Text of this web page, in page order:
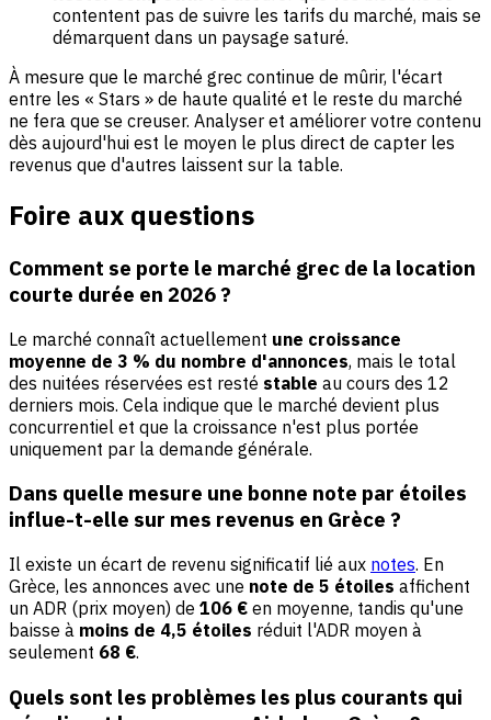
contentent pas de suivre les tarifs du marché, mais se
démarquent dans un paysage saturé.
À mesure que le marché grec continue de mûrir, l'écart
entre les « Stars » de haute qualité et le reste du marché
ne fera que se creuser. Analyser et améliorer votre contenu
dès aujourd'hui est le moyen le plus direct de capter les
revenus que d'autres laissent sur la table.
Foire aux questions
Comment se porte le marché grec de la location
courte durée en 2026 ?
Le marché connaît actuellement une croissance
moyenne de 3 % du nombre d'annonces, mais le total
des nuitées réservées est resté stable au cours des 12
derniers mois. Cela indique que le marché devient plus
concurrentiel et que la croissance n'est plus portée
uniquement par la demande générale.
Dans quelle mesure une bonne note par étoiles
influe-t-elle sur mes revenus en Grèce ?
Il existe un écart de revenu significatif lié aux notes. En
Grèce, les annonces avec une note de 5 étoiles affichent
un ADR (prix moyen) de 106 € en moyenne, tandis qu'une
baisse à moins de 4,5 étoiles réduit l'ADR moyen à
seulement 68 €.
Quels sont les problèmes les plus courants qui